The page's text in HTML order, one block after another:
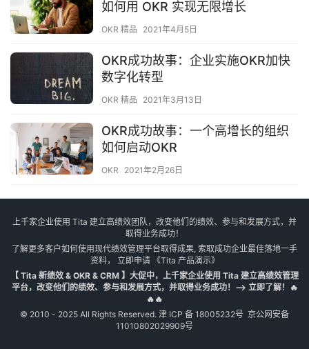
如何用 OKR 实现无限增长
OKR 精品 2021年4月5日
OKR成功故事：企业实施OKR加快
数字化转型
OKR 精品 2021年3月13日
OKR成功故事：一个高增长的组织
如何启动OKR
OKR 2021年2月26日
上千家企业使用 Tita 建立高绩效团队，改变他们的绩效、参与和发展方式，并
取得业务成功！
了解更多客户如何使用现代绩效管理平台取得成果, 索取成功企业最佳落地一手
资料， 立即申请《Tita 产品演示》
【 Tita 新绩效 & OKR & CRM 】大促中，上千家企业使用 Tita 建立高绩效管理
平台，改变他们的绩效、参与和发展方式，并取得业务成功！--> 立即了解！🔥
🔥🔥
© 2010 - 2025 All Rights Reserved. 津 ICP 备 18005232号 京公网安备
11010802029909号